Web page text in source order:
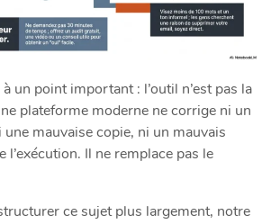
un point important : l’outil n’est pas la
plateforme moderne ne corrige ni un
mauvaise copie, ni un mauvais
l’exécution. Il ne remplace pas le
ce sujet plus largement, notre